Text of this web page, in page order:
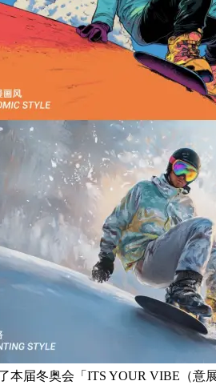
届冬奥会「ITS YOUR VIBE（